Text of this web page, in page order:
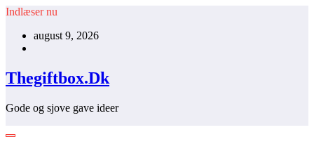
Videre
indhold
Indlæser nu
august 9, 2026
Thegiftbox.Dk
Gode og sjove gave ideer